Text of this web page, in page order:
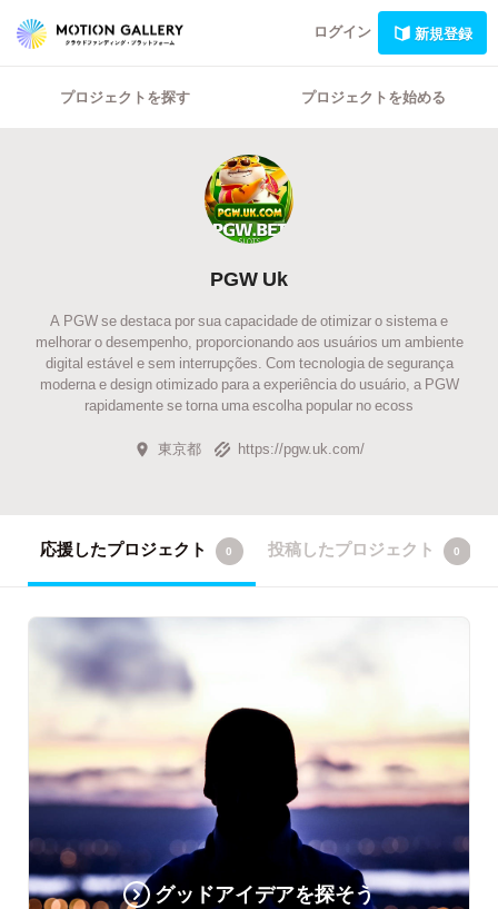
ログイン 新規登録
プロジェクトを探す プロジェクトを始める
PGW Uk
A PGW se destaca por sua capacidade de otimizar o sistema e
melhorar o desempenho, proporcionando aos usuários um ambiente
digital estável e sem interrupções. Com tecnologia de segurança
moderna e design otimizado para a experiência do usuário, a PGW
rapidamente se torna uma escolha popular no ecoss
東京都 https://pgw.uk.com/
応援したプロジェクト 0 投稿したプロジェクト 0
グッドアイデアを探そう